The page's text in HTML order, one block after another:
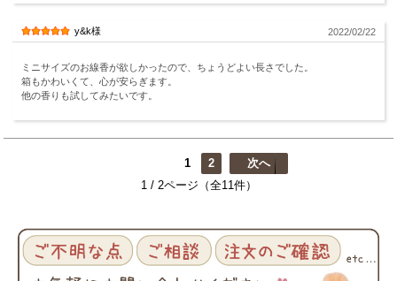
y&k様 2022/02/22
ミニサイズのお線香が欲しかったので、ちょうどよい長さでした。
箱もかわいくて、心が安らぎます。
他の香りも試してみたいです。
1 2
次へ
1 / 2ページ（全11件）